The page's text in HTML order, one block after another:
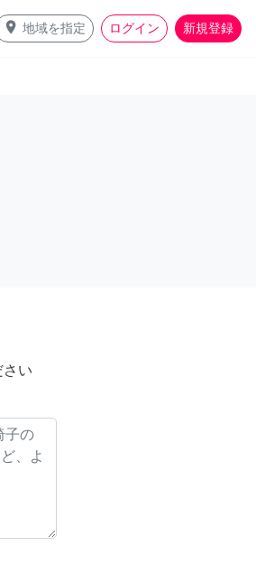
place 地域を指定 ログイン 新規登録
い